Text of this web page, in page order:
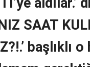
aldılar.’
SAAT
başlıklı